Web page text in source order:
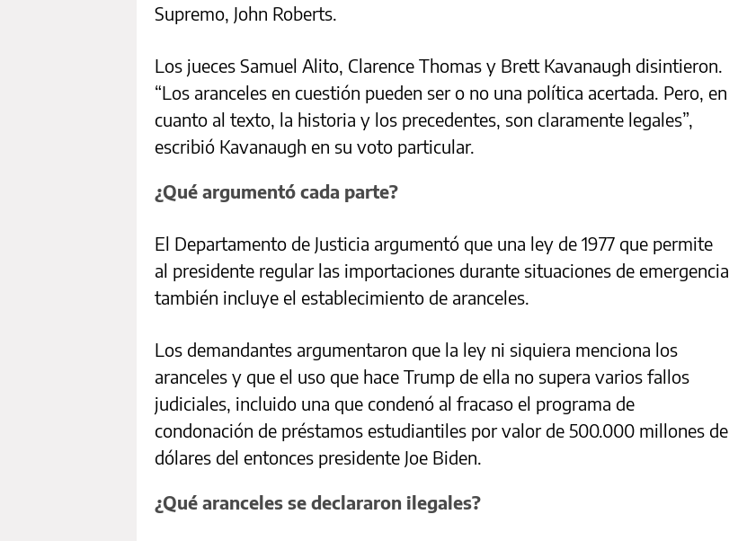
Supremo, John Roberts.
Los jueces Samuel Alito, Clarence Thomas y Brett Kavanaugh disintieron.
“Los aranceles en cuestión pueden ser o no una política acertada. Pero, en
cuanto al texto, la historia y los precedentes, son claramente legales”,
escribió Kavanaugh en su voto particular.
¿Qué argumentó cada parte?
El Departamento de Justicia argumentó que una ley de 1977 que permite
al presidente regular las importaciones durante situaciones de emergencia
también incluye el establecimiento de aranceles.
Los demandantes argumentaron que la ley ni siquiera menciona los
aranceles y que el uso que hace Trump de ella no supera varios fallos
judiciales, incluido una que condenó al fracaso el programa de
condonación de préstamos estudiantiles por valor de 500.000 millones de
dólares del entonces presidente Joe Biden.
¿Qué aranceles se declararon ilegales?